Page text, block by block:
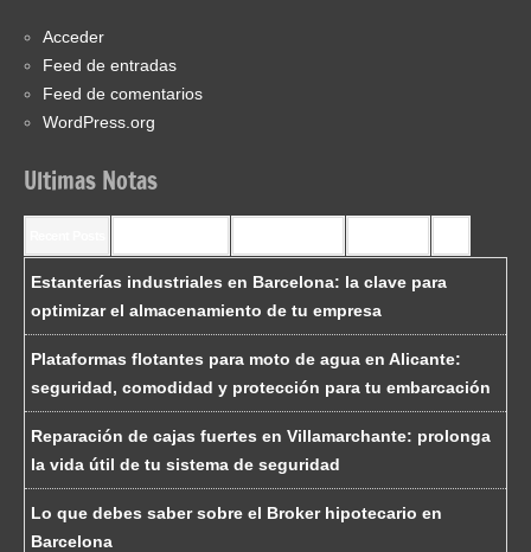
Acceder
Feed de entradas
Feed de comentarios
WordPress.org
Ultimas Notas
Estanterías industriales en Barcelona: la clave para
optimizar el almacenamiento de tu empresa
Plataformas flotantes para moto de agua en Alicante:
seguridad, comodidad y protección para tu embarcación
Reparación de cajas fuertes en Villamarchante: prolonga
la vida útil de tu sistema de seguridad
Lo que debes saber sobre el Broker hipotecario en
Barcelona